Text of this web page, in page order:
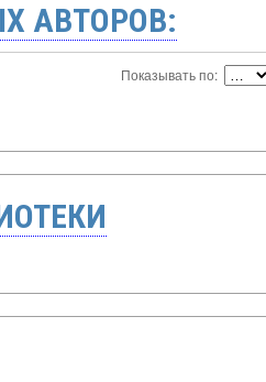
АВТОРОВ:
Показывать по: